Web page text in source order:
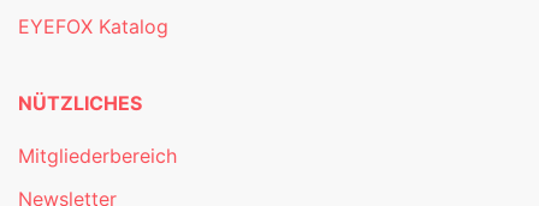
EYEFOX Katalog
NÜTZLICHES
Mitgliederbereich
Newsletter